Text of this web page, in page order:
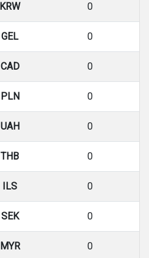
KRW 0
GEL 0
CAD 0
PLN 0
UAH 0
THB 0
ILS 0
SEK 0
MYR 0